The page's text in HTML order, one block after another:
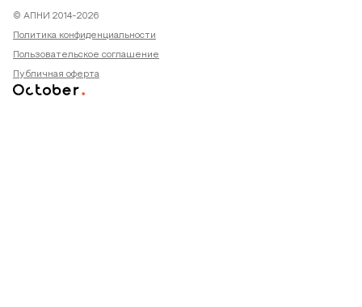
© АПНИ 2014-2026
Политика конфиденциальности
Пользовательское соглашение
Публичная оферта